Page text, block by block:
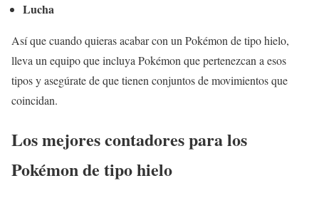
Lucha
Así que cuando quieras acabar con un Pokémon de tipo hielo,
lleva un equipo que incluya Pokémon que pertenezcan a esos
tipos y asegúrate de que tienen conjuntos de movimientos que
coincidan.
Los mejores contadores para los
Pokémon de tipo hielo